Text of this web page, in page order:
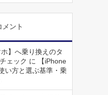
メント
】へ乗り換えのタ
ェック に
【iPhone
い方と選ぶ基準・乗